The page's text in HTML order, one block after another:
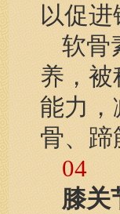
以促
软骨
养，被
能力，
骨、蹄
04
膝关